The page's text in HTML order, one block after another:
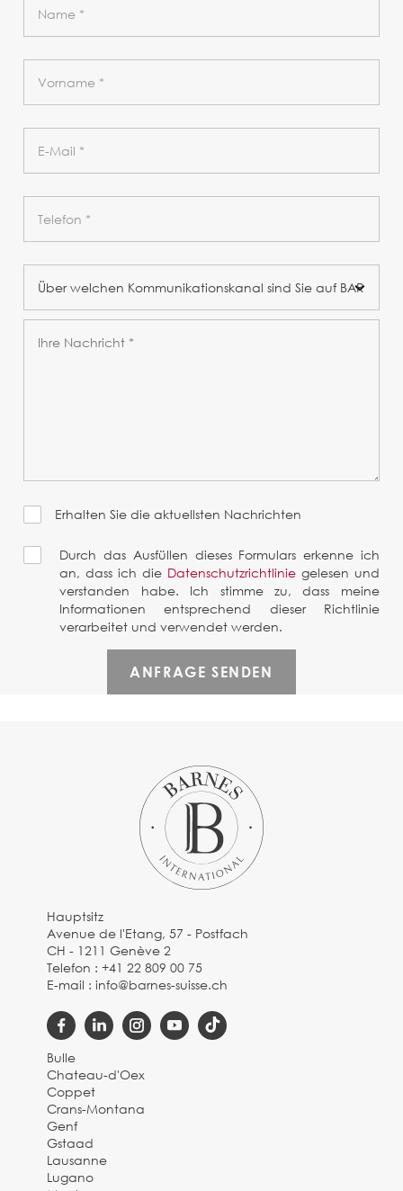
Erhalten Sie die aktuellsten Nachrichten
Durch das Ausfüllen dieses Formulars erkenne ich
an, dass ich die Datenschutzrichtliniegelesen und
verstanden habe. Ich stimme zu, dass meine
Informationen entsprechend dieser Richtlinie
verarbeitet und verwendet werden.
Hauptsitz
Avenue de l'Etang, 57 - Postfach
CH - 1211 Genève 2
Telefon :+41 22 809 00 75
E-mail :info@barnes-suisse.ch
Bulle
Chateau-d'Oex
Coppet
Crans-Montana
Genf
Gstaad
Lausanne
Lugano